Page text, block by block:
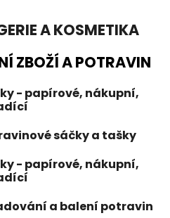
A KOSMETIKA
ZBOŽÍ A POTRAVIN
- papírové, nákupní,
sáčky a tašky
- papírové, nákupní,
a balení potravin